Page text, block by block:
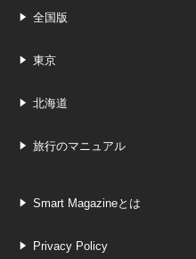
全国版
東京
北海道
旅行のマニュアル
Smart Magazineとは
Privacy Policy